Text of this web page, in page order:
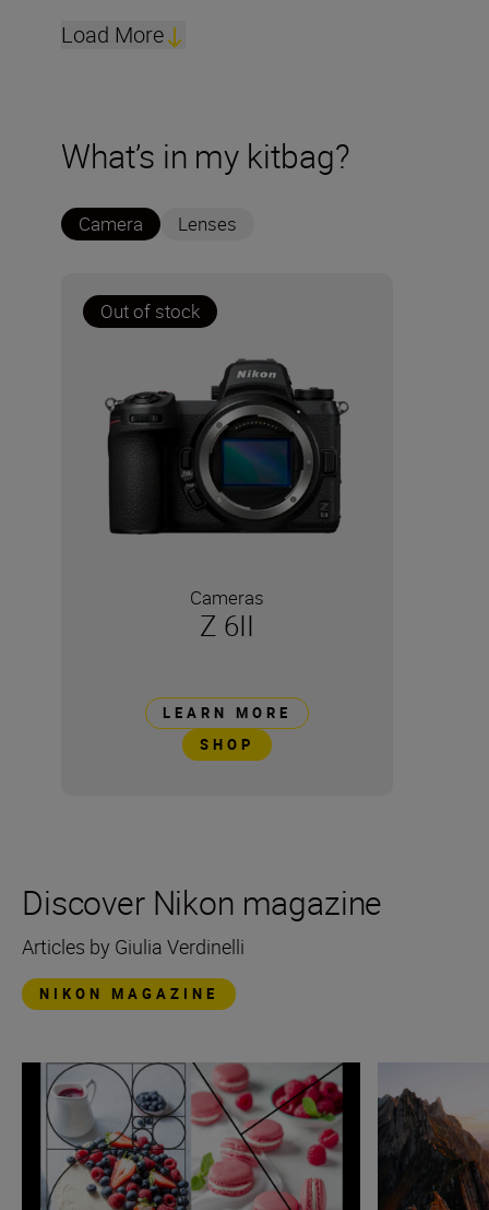
Load More
What’s in my kitbag?
Camera Lenses
Out of stock
Cameras
Z 6II
LEARN MORE
SHOP
Discover Nikon magazine
Articles by Giulia Verdinelli
NIKON MAGAZINE